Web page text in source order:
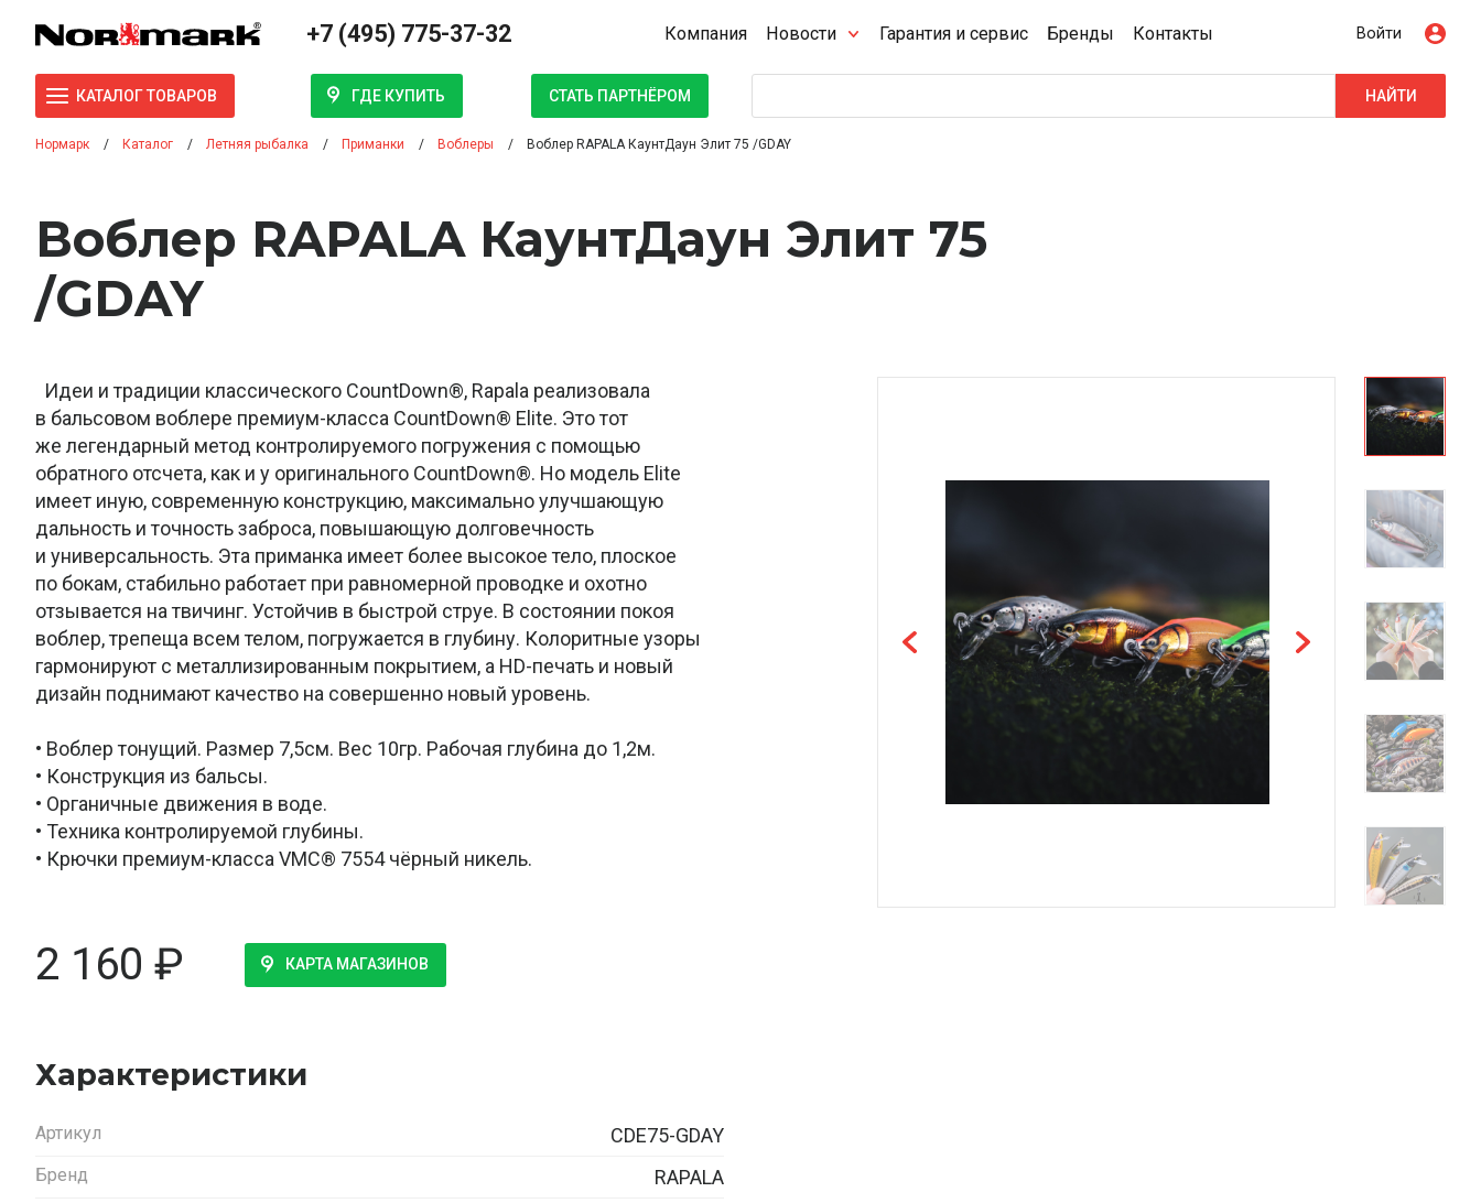
+7 (495) 775-37-32 Компания Новости Гарантия и сервис Бренды Контакты Войти
КАТАЛОГ ТОВАРОВ ГДЕ КУПИТЬ СТАТЬ ПАРТНЁРОМ НАЙТИ
Нормарк Каталог Летняя рыбалка Приманки Воблеры Воблер RAPALA КаунтДаун Элит 75 /GDAY
Воблер RAPALA КаунтДаун Элит 75
/GDAY
Идеи и традиции классического CountDown®, Rapala реализовала
в бальсовом воблере премиум-класса CountDown® Elite. Это тот
же легендарный метод контролируемого погружения с помощью
обратного отсчета, как и у оригинального CountDown®. Но модель Elite
имеет иную, современную конструкцию, максимально улучшающую
дальность и точность заброса, повышающую долговечность
и универсальность. Эта приманка имеет более высокое тело, плоское
по бокам, стабильно работает при равномерной проводке и охотно
отзывается на твичинг. Устойчив в быстрой струе. В состоянии покоя
воблер, трепеща всем телом, погружается в глубину. Колоритные узоры
гармонируют с металлизированным покрытием, а HD-печать и новый
дизайн поднимают качество на совершенно новый уровень.
• Воблер тонущий. Размер 7,5см. Вес 10гр. Рабочая глубина до 1,2м.
• Конструкция из бальсы.
• Органичные движения в воде.
• Техника контролируемой глубины.
• Крючки премиум-класса VMC® 7554 чёрный никель.
2 160 ₽ КАРТА МАГАЗИНОВ
Характеристики
Артикул CDE75-GDAY
Бренд RAPALA